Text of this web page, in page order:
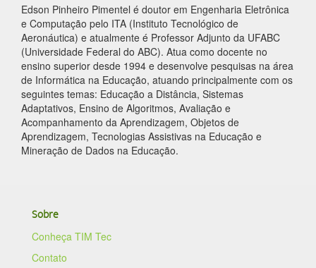
Edson Pinheiro Pimentel é doutor em Engenharia Eletrônica
e Computação pelo ITA (Instituto Tecnológico de
Aeronáutica) e atualmente é Professor Adjunto da UFABC
(Universidade Federal do ABC). Atua como docente no
ensino superior desde 1994 e desenvolve pesquisas na área
de Informática na Educação, atuando principalmente com os
seguintes temas: Educação a Distância, Sistemas
Adaptativos, Ensino de Algoritmos, Avaliação e
Acompanhamento da Aprendizagem, Objetos de
Aprendizagem, Tecnologias Assistivas na Educação e
Mineração de Dados na Educação.
Sobre
Conheça TIM Tec
Contato